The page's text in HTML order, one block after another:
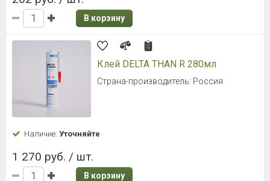
В корзину
Клей DELTA THAN R 280мл
Страна-производитель: Россия
Наличие: Уточняйте
1 270 руб. / шт.
В корзину